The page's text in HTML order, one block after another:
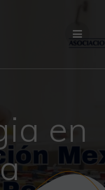
en